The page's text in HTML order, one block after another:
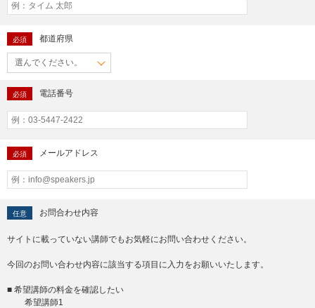
必須 都道府県
必須 電話番号
必須 メールアドレス
任意 お問合わせ内容
サイトに載っていない講師でもお気軽にお問い合わせください。
今回のお問い合わせ内容に該当する項目に入力をお願いいたします。
■ 希望講師の料金を確認したい
希望講師1